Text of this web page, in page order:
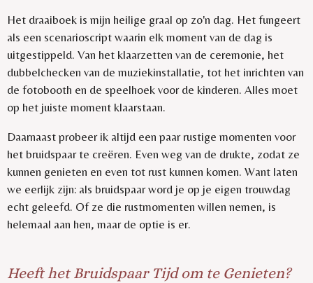
Het draaiboek is mijn heilige graal op zo'n dag. Het fungeert
als een scenarioscript waarin elk moment van de dag is
uitgestippeld. Van het klaarzetten van de ceremonie, het
dubbelchecken van de muziekinstallatie, tot het inrichten van
de fotobooth en de speelhoek voor de kinderen. Alles moet
op het juiste moment klaarstaan.
Daarnaast probeer ik altijd een paar rustige momenten voor
het bruidspaar te creëren. Even weg van de drukte, zodat ze
kunnen genieten en even tot rust kunnen komen. Want laten
we eerlijk zijn: als bruidspaar word je op je eigen trouwdag
echt geleefd. Of ze die rustmomenten willen nemen, is
helemaal aan hen, maar de optie is er.
Heeft het Bruidspaar Tijd om te Genieten?